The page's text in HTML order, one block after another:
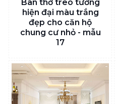
Bàn thờ treo tường
hiện đại màu trắng
đẹp cho căn hộ
chung cư nhỏ - mẫu
17